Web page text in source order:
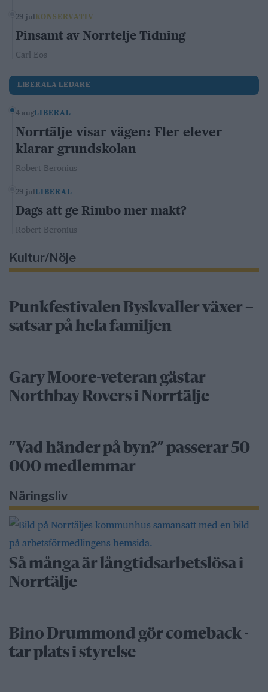
29 jul KONSERVATIV
Pinsamt av Norrtelje Tidning
Carl Eos
LIBERALA LEDARE
4 augLIBERAL
Norrtälje visar vägen: Fler elever
klarar grundskolan
Robert Beronius
29 julLIBERAL
Dags att ge Rimbo mer makt?
Robert Beronius
Kultur/Nöje
Punkfestivalen Byskvaller växer –
satsar på hela familjen
Gary Moore-veteran gästar
Northbay Rovers i Norrtälje
”Vad händer på byn?” passerar 50
000 medlemmar
Näringsliv
Så många är långtidsarbetslösa i
Norrtälje
Bino Drummond gör comeback -
tar plats i styrelse